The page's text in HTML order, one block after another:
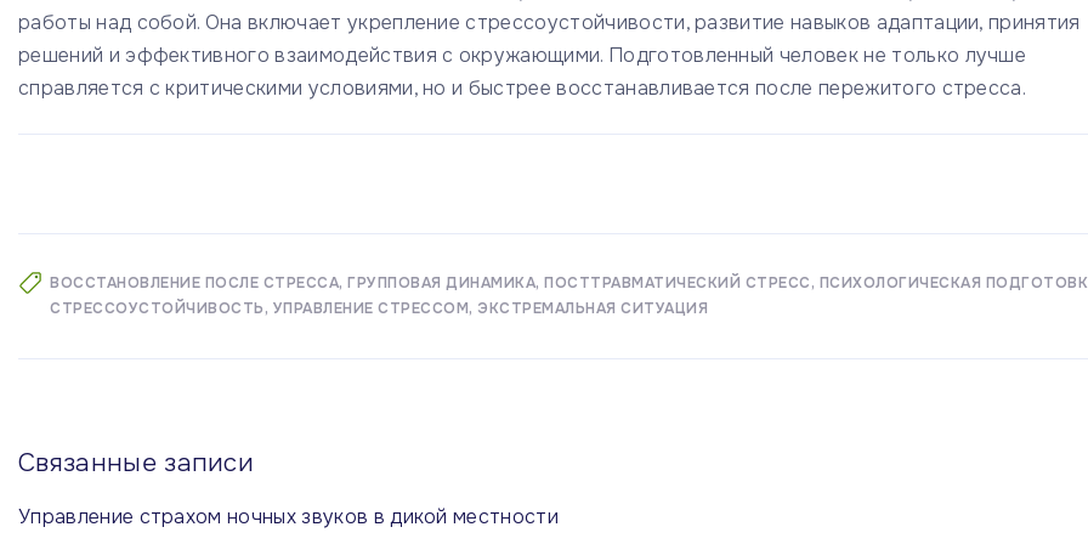
работы над собой. Она включает укрепление стрессоустойчивости, развитие навыков адаптации, принятия
решений и эффективного взаимодействия с окружающими. Подготовленный человек не только лучше
справляется с критическими условиями, но и быстрее восстанавливается после пережитого стресса.
ВОССТАНОВЛЕНИЕ ПОСЛЕ СТРЕССА ГРУППОВАЯ ДИНАМИКА ПОСТТРАВМАТИЧЕСКИЙ СТРЕСС ПСИХОЛОГИЧЕСКАЯ
СТРЕССОУСТОЙЧИВОСТЬ УПРАВЛЕНИЕ СТРЕССОМ ЭКСТРЕМАЛЬНАЯ СИТУАЦИЯ
Связанные записи
Управление страхом ночных звуков в дикой местности